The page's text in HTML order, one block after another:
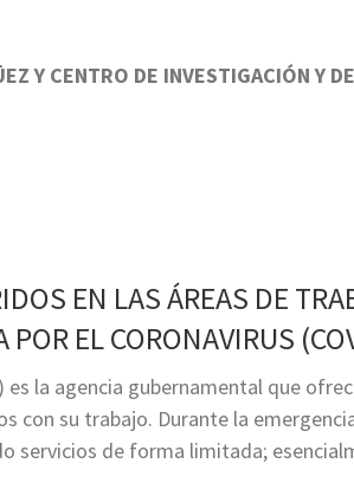
Y CENTRO DE INVESTIGACIÓN Y
EN LAS ÁREAS DE
POR EL CORONAVIRUS
es la agencia gubernamental que
con su trabajo. Durante la
servicios de forma limitada;